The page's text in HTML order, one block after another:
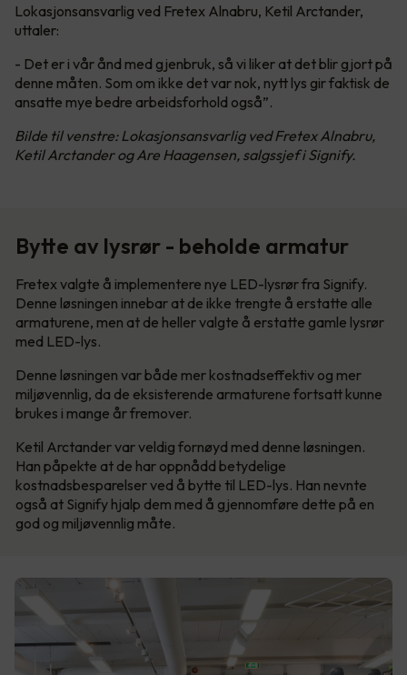
Lokasjonsansvarlig ved Fretex Alnabru, Ketil Arctander,
uttaler:
- Det er i vår ånd med gjenbruk, så vi liker at det blir gjort på
denne måten. Som om ikke det var nok, nytt lys gir faktisk de
ansatte mye bedre arbeidsforhold også”.
Bilde til venstre: Lokasjonsansvarlig ved Fretex Alnabru,
Ketil Arctander og Are Haagensen, salgssjef i Signify.
Bytte av lysrør - beholde armatur
Fretex valgte å implementere nye LED-lysrør fra Signify.
Denne løsningen innebar at de ikke trengte å erstatte alle
armaturene, men at de heller valgte å erstatte gamle lysrør
med LED-lys.
Denne løsningen var både mer kostnadseffektiv og mer
miljøvennlig, da de eksisterende armaturene fortsatt kunne
brukes i mange år fremover.
Ketil Arctander var veldig fornøyd med denne løsningen.
Han påpekte at de har oppnådd betydelige
kostnadsbesparelser ved å bytte til LED-lys. Han nevnte
også at Signify hjalp dem med å gjennomføre dette på en
god og miljøvennlig måte.